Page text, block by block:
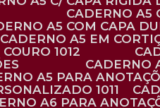
CADERNO A5
A5 COM CAPA
CADERNO A5 EM
1012
CADERNO
A5 PARA
1011
A6 PARA